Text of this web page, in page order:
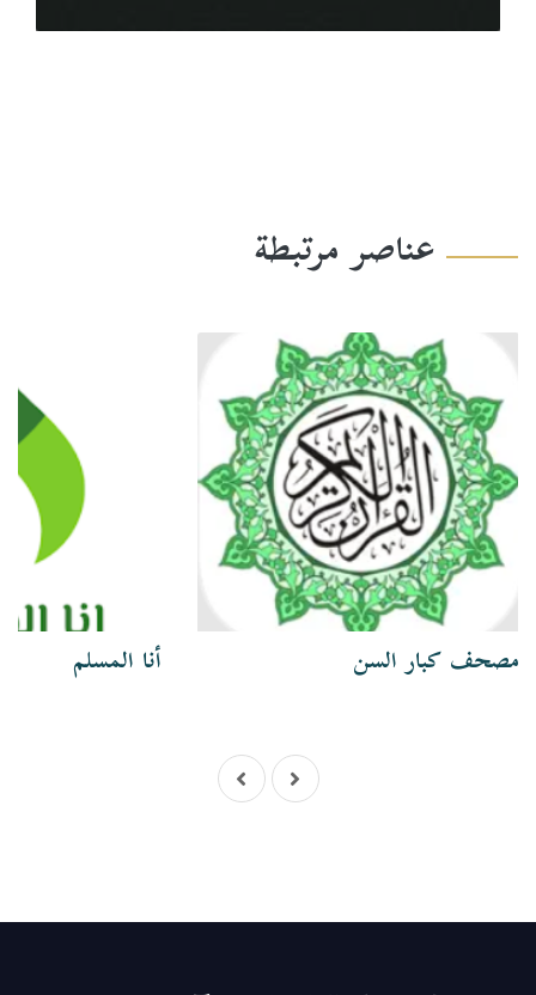
عناصر مرتبطة
مصحف كبار السن أنا المسلم